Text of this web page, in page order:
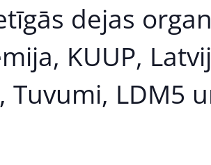
dejas
KUUP,
Tuvumi, LDM5